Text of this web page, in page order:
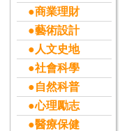
●商業理財
●藝術設計
●人文史地
●社會科學
●自然科普
●心理勵志
●醫療保健